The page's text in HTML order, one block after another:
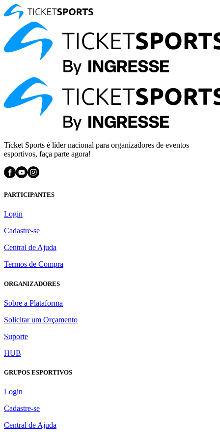
Ticket Sports é líder nacional para organizadores de eventos
esportivos, faça parte agora!
PARTICIPANTES
Login
Cadastre-se
Central de Ajuda
Termos de Compra
ORGANIZADORES
Sobre a Plataforma
Solicitar um Orçamento
Suporte
HUB
GRUPOS ESPORTIVOS
Login
Cadastre-se
Central de Ajuda